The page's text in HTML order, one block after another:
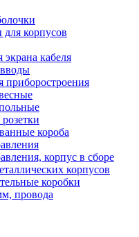
для корпусов
кабеля
приборостроения
короба
корпус в сборе
корпусов
коробки
провода